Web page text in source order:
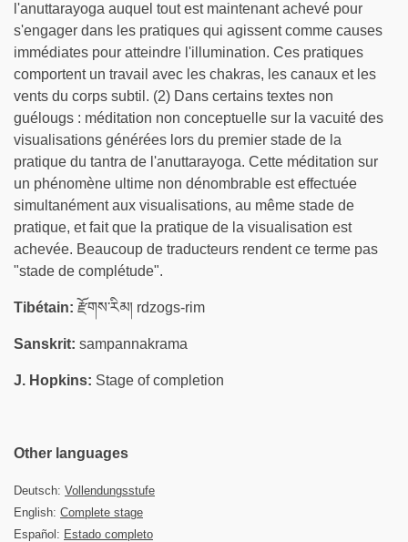
l'anuttarayoga auquel tout est maintenant achevé pour
s'engager dans les pratiques qui agissent comme causes
immédiates pour atteindre l'illumination. Ces pratiques
comportent un travail avec les chakras, les canaux et les
vents du corps subtil. (2) Dans certains textes non
guélougs : méditation non conceptuelle sur la vacuité des
visualisations générées lors du premier stade de la
pratique du tantra de l'anuttarayoga. Cette méditation sur
un phénomène ultime non dénombrable est effectuée
simultanément aux visualisations, au même stade de
pratique, et fait que la pratique de la visualisation est
achevée. Beaucoup de traducteurs rendent ce terme pas
"stade de complétude".
Tibétain: རྫོགས་རིམ། rdzogs-rim
Sanskrit: sampannakrama
J. Hopkins: Stage of completion
Other languages
Deutsch: Vollendungsstufe
English: Complete stage
Español: Estado completo